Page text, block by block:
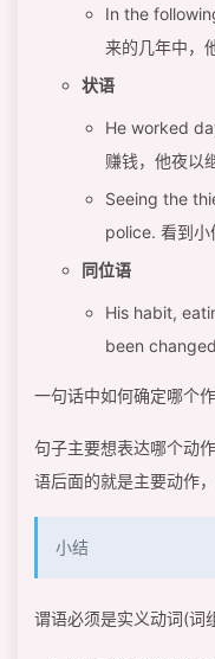
In the
来的几年中，
状语
He worked
赚钱，他夜以
Seeing the
police. 看到小
同位语
His habit,
been
一句话中如何确定哪个
句子主要想表达哪个动
语后面的就是主要动作
小结
谓语必须是实义动词(词